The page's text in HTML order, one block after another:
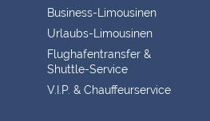
Business-Limousinen
Urlaubs-Limousinen
Flughafentransfer &
Shuttle-Service
V.I.P. & Chauffeurservice